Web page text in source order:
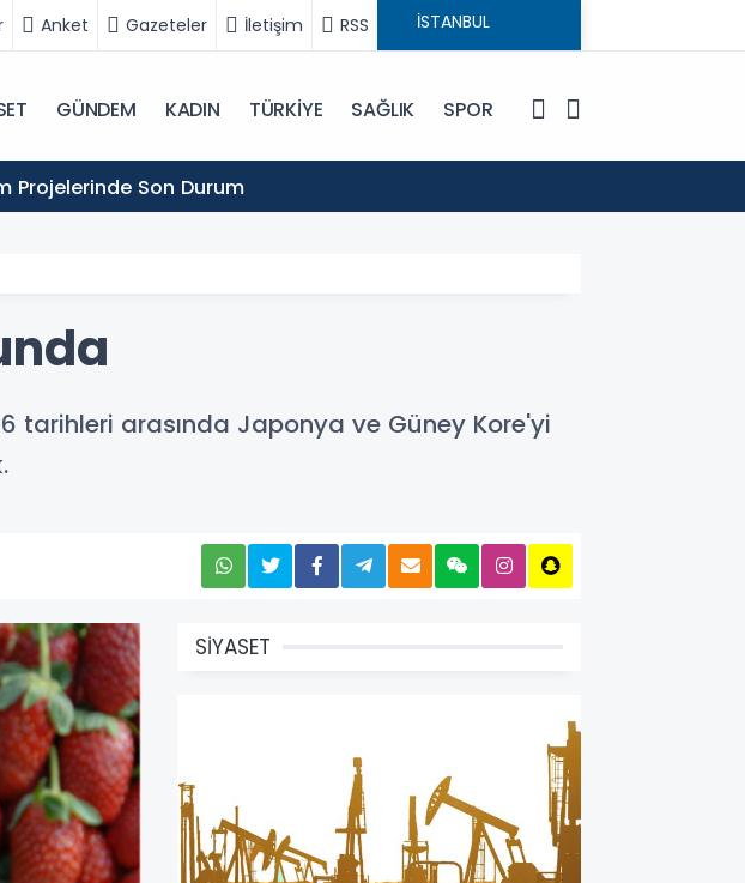
Anket Gazeteler İletişim RSS
GÜNDEM KADIN TÜRKİYE SAĞLIK SPOR
Projelerinde Son Durum
tarihleri arasında Japonya ve Güney Kore'yi
SİYASET